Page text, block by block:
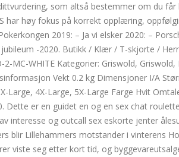
som altså bestemmer om du får
har høy fokus på korrekt opplæring,
2019: – Ja vi elsker 2020: –
-2020. Butikk / Klær / T-skjorte /
MC-WHITE Kategorier: Griswold,
Vekt 0.2 kg Dimensjoner I/A
Large, 4X-Large, 5X-Large Farge Hvit
Dette er en guidet en og en sex chat
interesse og outcall sex eskorte jenter
blir Lillehammers motstander i vinterens
viste seg etter kort tid, og